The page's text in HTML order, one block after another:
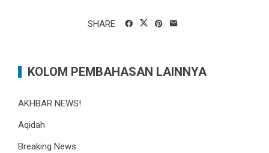
SHARE
KOLOM PEMBAHASAN LAINNYA
AKHBAR NEWS!
Aqidah
Breaking News